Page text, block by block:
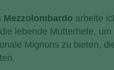
Mezzolombardo arbeite
lebende Mutterhefe,
Mignons zu bieten,